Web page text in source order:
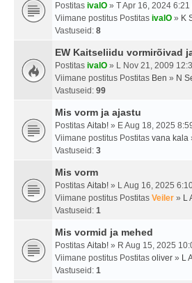
Postitas ivalO » T Apr 16, 2024 6:21
Viimane postitus Postitas ivalO » K
Vastuseid: 8
EW Kaitseliidu vormirõivad
Postitas ivalO » L Nov 21, 2009
Viimane postitus Postitas Ben » N
Vastuseid: 99
Mis vorm ja ajastu
Postitas Aitab! » E Aug 18, 2025
Viimane postitus Postitas vana kala
Vastuseid: 3
Mis vorm
Postitas Aitab! » L Aug 16, 2025
Viimane postitus Postitas Veiler » L
Vastuseid: 1
Mis vormid ja mehed
Postitas Aitab! » R Aug 15, 2025
Viimane postitus Postitas oliver » L
Vastuseid: 1